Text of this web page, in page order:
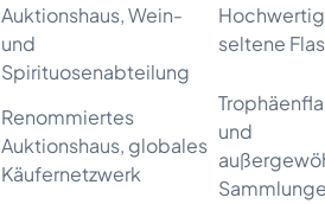
Auktionshaus, Wein-
und
Spirituosenabteilung
seltene
Renommiertes
Auktionshaus, globales
Käufernetzwerk
und